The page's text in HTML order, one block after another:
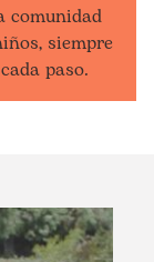
comunidad
siempre
paso.